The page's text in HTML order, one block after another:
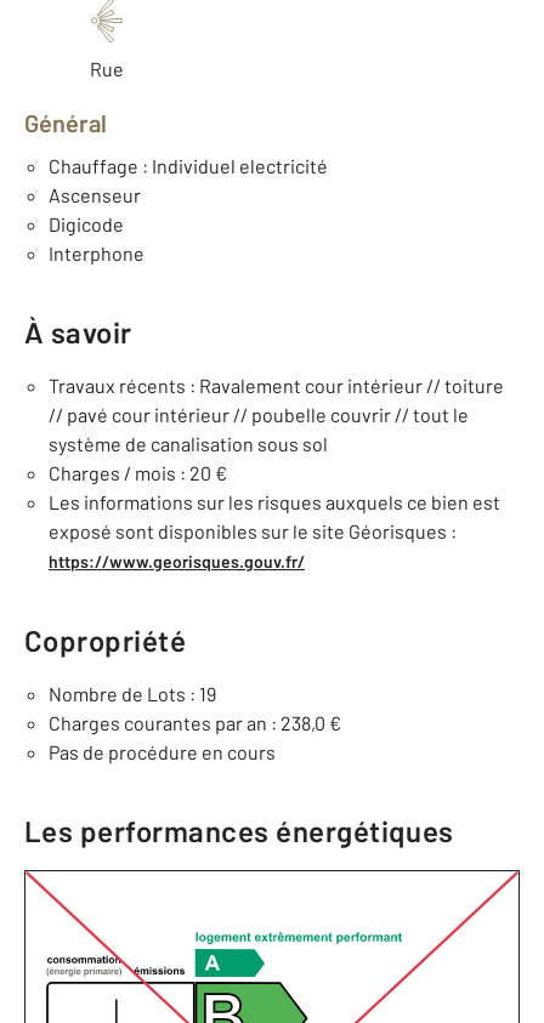
Rue
Général
Chauffage : Individuel electricité
Ascenseur
Digicode
Interphone
À savoir
Travaux récents : Ravalement cour intérieur // toiture
// pavé cour intérieur // poubelle couvrir // tout le
système de canalisation sous sol
Charges / mois : 20 €
Les informations sur les risques auxquels ce bien est
exposé sont disponibles sur le site Géorisques :
https://www.georisques.gouv.fr/
Copropriété
Nombre de Lots : 19
Charges courantes par an : 238,0 €
Pas de procédure en cours
Les performances énergétiques